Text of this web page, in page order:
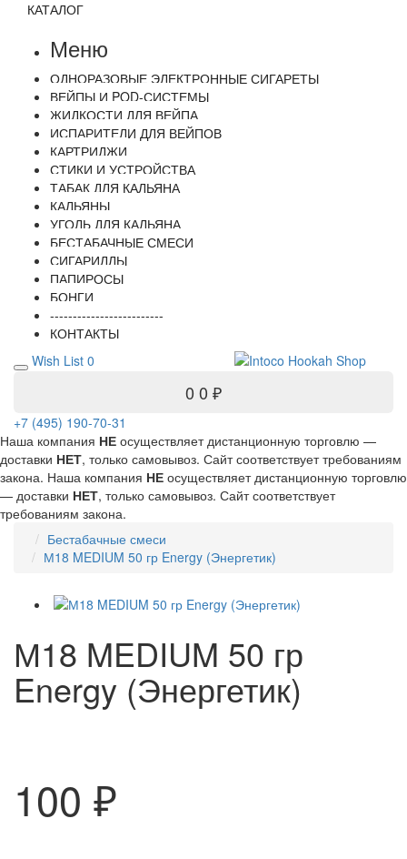
КАТАЛОГ
Меню
ОДНОРАЗОВЫЕ ЭЛЕКТРОННЫЕ СИГАРЕТЫ
ВЕЙПЫ И POD-СИСТЕМЫ
ЖИДКОСТИ ДЛЯ ВЕЙПА
ИСПАРИТЕЛИ ДЛЯ ВЕЙПОВ
КАРТРИДЖИ
СТИКИ И УСТРОЙСТВА
ТАБАК ДЛЯ КАЛЬЯНА
КАЛЬЯНЫ
УГОЛЬ ДЛЯ КАЛЬЯНА
БЕСТАБАЧНЫЕ СМЕСИ
СИГАРИЛЛЫ
ПАПИРОСЫ
БОНГИ
-------------------------
КОНТАКТЫ
Wish List 0
0 0 ₽
+7 (495) 190-70-31
Наша компания НЕ осуществляет дистанционную торговлю —
доставки НЕТ, только самовывоз. Сайт соответствует требованиям
закона. Наша компания НЕ осуществляет дистанционную торговлю
— доставки НЕТ, только самовывоз. Сайт соответствует
требованиям закона.
Бестабачные смеси
М18 MEDIUM 50 гр Energy (Энергетик)
М18 MEDIUM 50 гр
Energy (Энергетик)
100 ₽